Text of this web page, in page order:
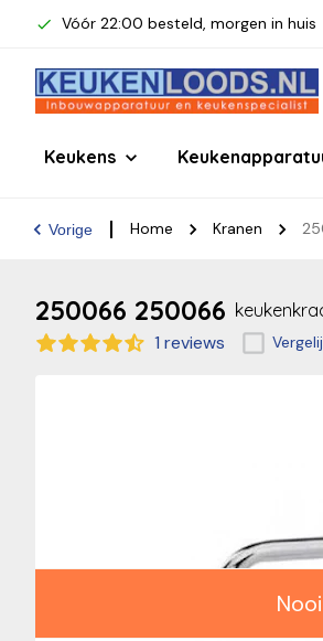
Vóór 22:00 besteld, morgen in huis
Keukens
Vorige Home Kranen
250066 250066
1 reviews